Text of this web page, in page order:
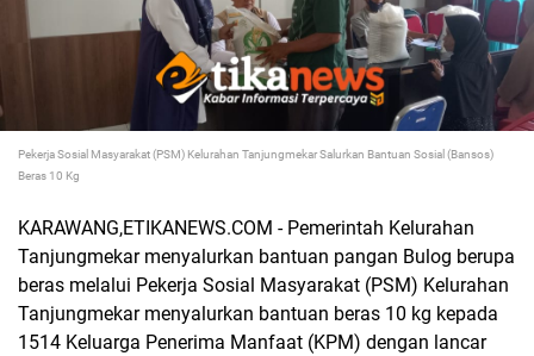
Pekerja Sosial Masyarakat (PSM) Kelurahan Tanjungmekar Salurkan Bantuan Sosial (Bansos)
Beras 10 Kg
KARAWANG,ETIKANEWS.COM - Pemerintah Kelurahan
Tanjungmekar menyalurkan bantuan pangan Bulog berupa
beras melalui Pekerja Sosial Masyarakat (PSM) Kelurahan
Tanjungmekar menyalurkan bantuan beras 10 kg kepada
1514 Keluarga Penerima Manfaat (KPM) dengan lancar